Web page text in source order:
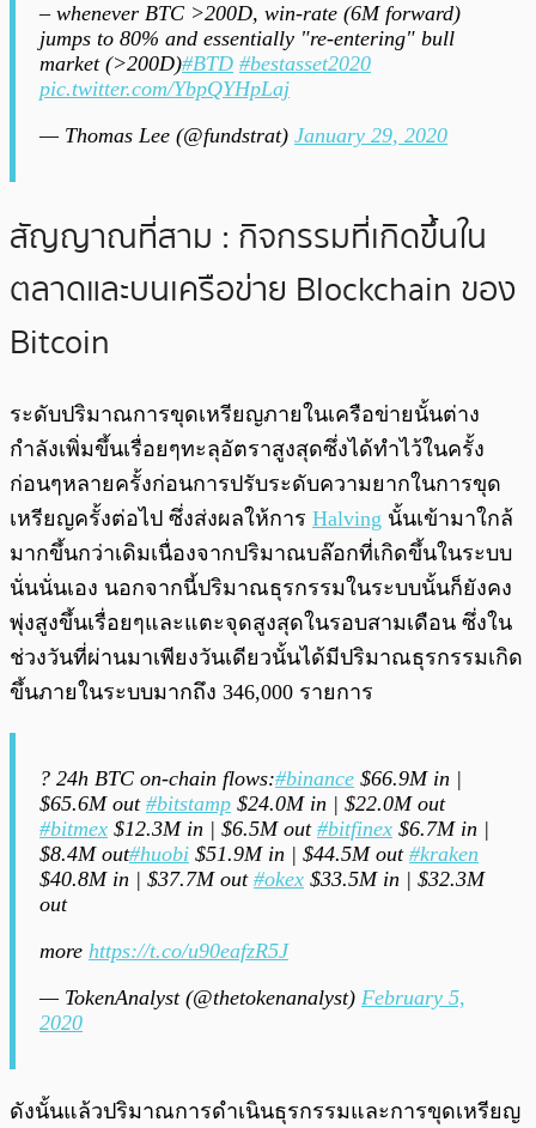
– whenever BTC >200D, win-rate (6M forward)
jumps to 80% and essentially "re-entering" bull
market (>200D)#BTD #bestasset2020
pic.twitter.com/YbpQYHpLaj
— Thomas Lee (@fundstrat) January 29, 2020
สัญญาณที่สาม : กิจกรรมที่เกิดขึ้นใน
ตลาดและบนเครือข่าย Blockchain ของ
Bitcoin
ระดับปริมาณการขุดเหรียญภายในเครือข่ายนั้นต่าง
กำลังเพิ่มขึ้นเรื่อยๆทะลุอัตราสูงสุดซึ่งได้ทำไว้ในครั้ง
ก่อนๆหลายครั้งก่อนการปรับระดับความยากในการขุด
เหรียญครั้งต่อไป ซึ่งส่งผลให้การ Halving นั้นเข้ามาใกล้
มากขึ้นกว่าเดิมเนื่องจากปริมาณบล๊อกที่เกิดขึ้นในระบบ
นั่นนั่นเอง นอกจากนี้ปริมาณธุรกรรมในระบบนั้นก็ยังคง
พุ่งสูงขึ้นเรื่อยๆและแตะจุดสูงสุดในรอบสามเดือน ซึ่งใน
ช่วงวันที่ผ่านมาเพียงวันเดียวนั้นได้มีปริมาณธุรกรรมเกิด
ขึ้นภายในระบบมากถึง 346,000 รายการ
? 24h BTC on-chain flows:#binance $66.9M in |
$65.6M out #bitstamp $24.0M in | $22.0M out
#bitmex $12.3M in | $6.5M out #bitfinex $6.7M in |
$8.4M out#huobi $51.9M in | $44.5M out #kraken
$40.8M in | $37.7M out #okex $33.5M in | $32.3M
out
more https://t.co/u90eafzR5J
— TokenAnalyst (@thetokenanalyst) February 5,
2020
ดังนั้นแล้วปริมาณการดำเนินธุรกรรมและการขุดเหรียญ